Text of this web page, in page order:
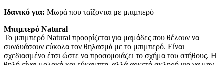
Ιδανικό για: Μωρά που ταΐζονται με μπιμπερό
Μπιμπερό Natural
Το μπιμπερό Natural προορίζεται για μαμάδες που θέλουν να
συνδυάσουν εύκολα τον θηλασμό με το μπιμπερό. Είναι
σχεδιασμένο έτσι ώστε να προσομοιάζει το σχήμα του στήθους. Η